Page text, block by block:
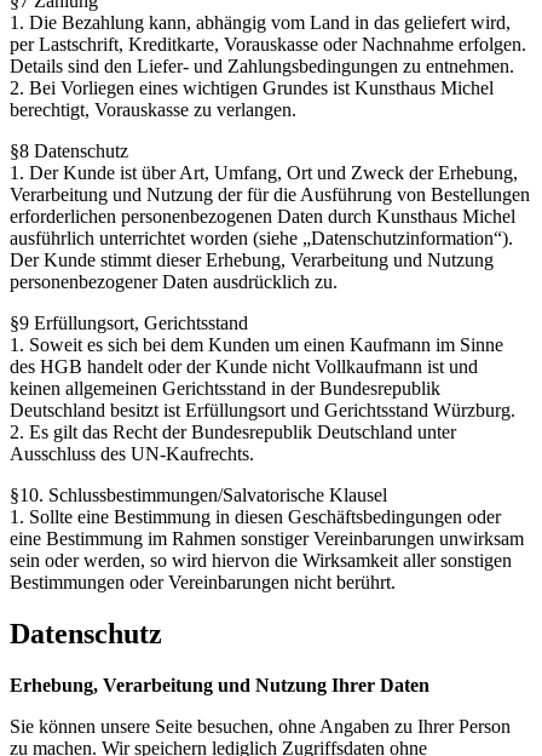
1. Die Bezahlung kann, abhängig vom Land in das geliefert wird,
per Lastschrift, Kreditkarte, Vorauskasse oder Nachnahme erfolgen.
Details sind den Liefer- und Zahlungsbedingungen zu entnehmen.
2. Bei Vorliegen eines wichtigen Grundes ist Kunsthaus Michel
berechtigt, Vorauskasse zu verlangen.
§8 Datenschutz
1. Der Kunde ist über Art, Umfang, Ort und Zweck der Erhebung,
Verarbeitung und Nutzung der für die Ausführung von Bestellungen
erforderlichen personenbezogenen Daten durch Kunsthaus Michel
ausführlich unterrichtet worden (siehe „Datenschutzinformation“).
Der Kunde stimmt dieser Erhebung, Verarbeitung und Nutzung
personenbezogener Daten ausdrücklich zu.
§9 Erfüllungsort, Gerichtsstand
1. Soweit es sich bei dem Kunden um einen Kaufmann im Sinne
des HGB handelt oder der Kunde nicht Vollkaufmann ist und
keinen allgemeinen Gerichtsstand in der Bundesrepublik
Deutschland besitzt ist Erfüllungsort und Gerichtsstand Würzburg.
2. Es gilt das Recht der Bundesrepublik Deutschland unter
Ausschluss des UN-Kaufrechts.
§10. Schlussbestimmungen/Salvatorische Klausel
1. Sollte eine Bestimmung in diesen Geschäftsbedingungen oder
eine Bestimmung im Rahmen sonstiger Vereinbarungen unwirksam
sein oder werden, so wird hiervon die Wirksamkeit aller sonstigen
Bestimmungen oder Vereinbarungen nicht berührt.
Datenschutz
Erhebung, Verarbeitung und Nutzung Ihrer Daten
Sie können unsere Seite besuchen, ohne Angaben zu Ihrer Person
zu machen. Wir speichern lediglich Zugriffsdaten ohne